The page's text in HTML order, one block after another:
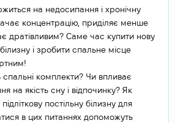
на недосипання і хронічну
концентрацію, приділяє менше
дратівливим? Саме час купити нову
білизну і зробити спальне місце
комплекти? Чи впливає
на якість сну і відпочинку? Як
постільну білизну для
в цих питаннях допоможуть